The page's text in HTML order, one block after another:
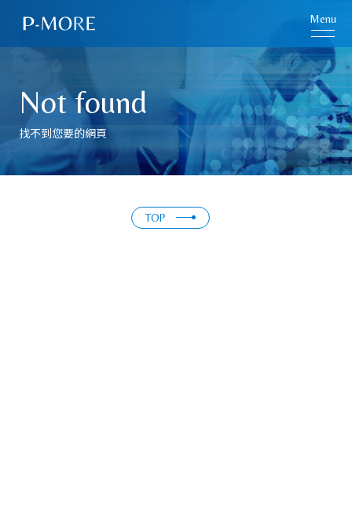
Menu
Not found
找不到您要的網頁
TOP